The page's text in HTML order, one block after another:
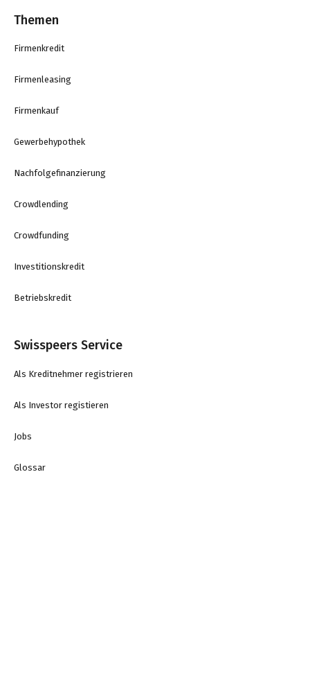
Themen
Firmenkredit
Firmenleasing
Firmenkauf
Gewerbehypothek
Nachfolgefinanzierung
Crowdlending
Crowdfunding
Investitionskredit
Betriebskredit
Swisspeers Service
Als Kreditnehmer registrieren
Als Investor registieren
Jobs
Glossar